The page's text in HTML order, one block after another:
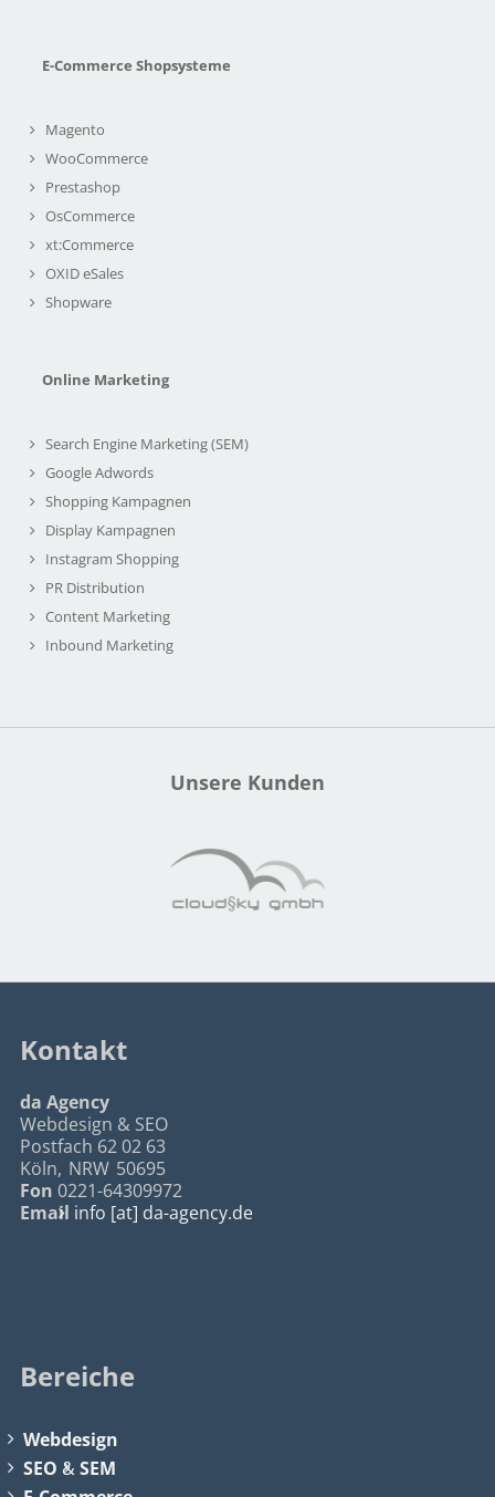
E-Commerce Shopsysteme
Magento
WooCommerce
Prestashop
OsCommerce
xt:Commerce
OXID eSales
Shopware
Online Marketing
Search Engine Marketing (SEM)
Google Adwords
Shopping Kampagnen
Display Kampagnen
Instagram Shopping
PR Distribution
Content Marketing
Inbound Marketing
Unsere Kunden
Kontakt
da Agency
Webdesign & SEO
Postfach 62 02 63
Köln, NRW 50695
Fon 0221-64309972
Email info [at] da-agency.de
Bereiche
Webdesign
SEO &SEM